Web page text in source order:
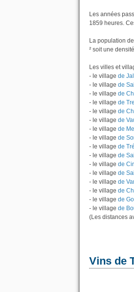
Les années
1859 heures.
La population
² soit une
Les villes et
- le village de
- le village de
- le village de
- le village de
- le village de
- le village de
- le village de
- le village de
- le village de
- le village de
- le village de
- le village de
- le village de
- le village de
- le village de
- le village de
(Les distances
Vins de